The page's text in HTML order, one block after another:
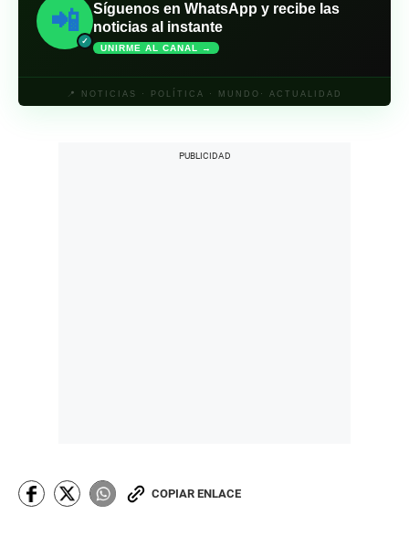
📲
✓
Síguenos en WhatsApp y recibe las
noticias al instante
UNIRME AL CANAL →
📍 NOTICIAS · POLÍTICA · MUNDO· ACTUALIDAD
COPIAR ENLACE